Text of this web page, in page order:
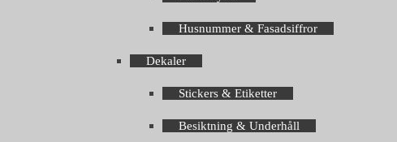
Husnummer & Fasadsiffror
Dekaler
Stickers & Etiketter
Besiktning & Underhåll